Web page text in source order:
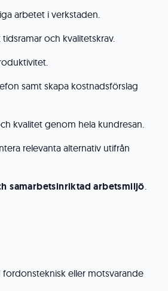
arbetet i verkstaden.
och kvalitetskrav.
samt skapa kostnadsförslag
kvalitet genom hela kundresan.
relevanta alternativ utifrån
samarbetsinriktad arbetsmiljö.
fordonsteknisk eller motsvarande